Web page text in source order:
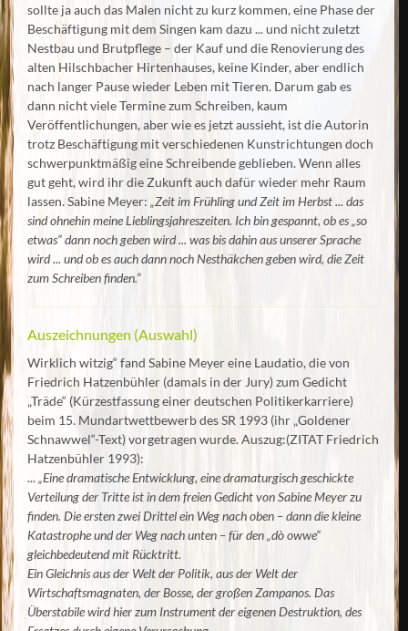
sollte ja auch das Malen nicht zu kurz kommen, eine Phase der
Beschäftigung mit dem Singen kam dazu ... und nicht zuletzt
Nestbau und Brutpflege – der Kauf und die Renovierung des
alten Hilschbacher Hirtenhauses, keine Kinder, aber endlich
nach langer Pause wieder Leben mit Tieren. Darum gab es
dann nicht viele Termine zum Schreiben, kaum
Veröffentlichungen, aber wie es jetzt aussieht, ist die Autorin
trotz Beschäftigung mit verschiedenen Kunstrichtungen doch
schwerpunktmäßig eine Schreibende geblieben. Wenn alles
gut geht, wird ihr die Zukunft auch dafür wieder mehr Raum
lassen. Sabine Meyer: „Zeit im Frühling und Zeit im Herbst ... das
sind ohnehin meine Lieblingsjahreszeiten. Ich bin gespannt, ob es „so
etwas“ dann noch geben wird ... was bis dahin aus unserer Sprache
wird ... und ob es auch dann noch Nesthäkchen geben wird, die Zeit
zum Schreiben finden.“
Auszeichnungen (Auswahl)
Wirklich witzig“ fand Sabine Meyer eine Laudatio, die von
Friedrich Hatzenbühler (damals in der Jury) zum Gedicht
„Träde“ (Kürzestfassung einer deutschen Politikerkarriere)
beim 15. Mundartwettbewerb des SR 1993 (ihr „Goldener
Schnawwel“-Text) vorgetragen wurde. Auszug:(ZITAT Friedrich
Hatzenbühler 1993):
...„Eine dramatische Entwicklung, eine dramaturgisch geschickte
Verteilung der Tritte ist in dem freien Gedicht von Sabine Meyer zu
finden. Die ersten zwei Drittel ein Weg nach oben – dann die kleine
Katastrophe und der Weg nach unten – für den „dò owwe“
gleichbedeutend mit Rücktritt.
Ein Gleichnis aus der Welt der Politik, aus der Welt der
Wirtschaftsmagnaten, der Bosse, der großen Zampanos. Das
Überstabile wird hier zum Instrument der eigenen Destruktion, des